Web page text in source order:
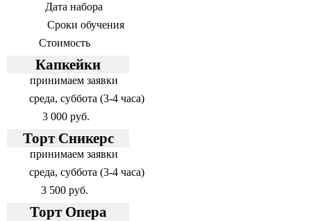
Дата набора
Сроки обучения
Стоимость
Капкейки
принимаем заявки
среда, суббота (3-4 часа)
3 000 руб.
Торт Сникерс
принимаем заявки
среда, суббота (3-4 часа)
3 500 руб.
Торт Опера